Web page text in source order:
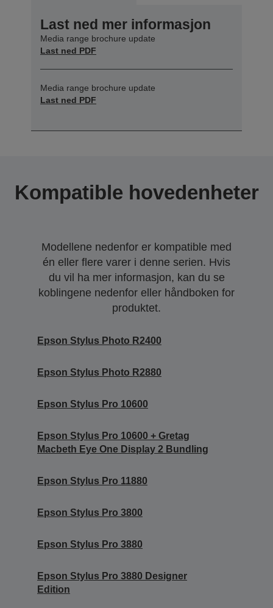
Last ned mer informasjon
Media range brochure update
Last ned PDF
Media range brochure update
Last ned PDF
Kompatible hovedenheter
Modellene nedenfor er kompatible med
én eller flere varer i denne serien. Hvis
du vil ha mer informasjon, kan du se
koblingene nedenfor eller håndboken for
produktet.
Epson Stylus Photo R2400
Epson Stylus Photo R2880
Epson Stylus Pro 10600
Epson Stylus Pro 10600 + Gretag
Macbeth Eye One Display 2 Bundling
Epson Stylus Pro 11880
Epson Stylus Pro 3800
Epson Stylus Pro 3880
Epson Stylus Pro 3880 Designer
Edition